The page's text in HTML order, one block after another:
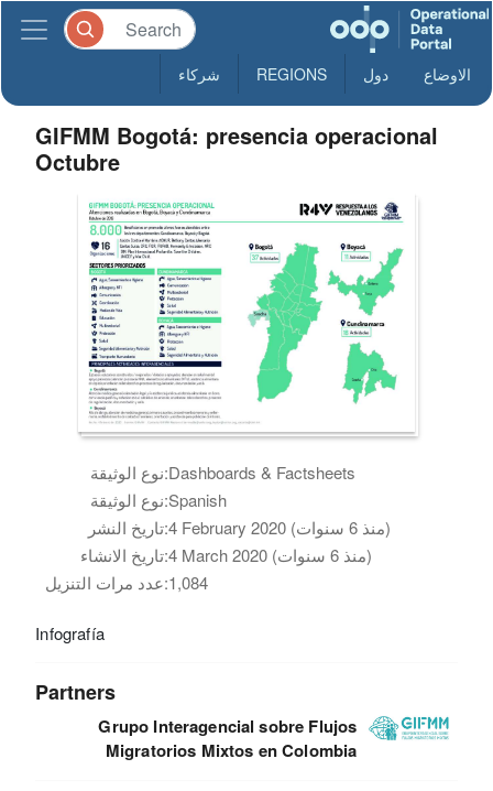
الاوضاع دول REGIONS شركاء
GIFMM Bogotá: presencia operacional
Octubre
نوع الوثيقة:Dashboards & Factsheets
نوع الوثيقة:Spanish
تاريخ النشر:
4 February 2020 (منذ 6 سنوات)
تاريخ الانشاء:
4 March 2020 (منذ 6 سنوات)
عدد مرات التنزيل:1,084
Infografía
Partners
Grupo Interagencial sobre Flujos
Migratorios Mixtos en Colombia